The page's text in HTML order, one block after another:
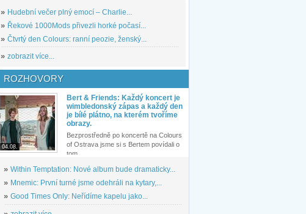
» Hudební večer plný emocí – Charlie...
» Řekové 1000Mods přivezli horké počasí...
» Čtvrtý den Colours: ranní peozie, ženský...
» zobrazit více...
ROZHOVORY
04.08.
Bert & Friends: Každý koncert je
wimbledonský zápas a každý den
je bílé plátno, na kterém tvoříme
obrazy.
Bezprostředně po koncertě na Colours
of Ostrava jsme si s Bertem povídali o
tom,...
» Within Temptation: Nové album bude dramaticky...
» Mnemic: První turné jsme odehráli na kytary,...
» Good Times Only: Neřídíme kapelu jako...